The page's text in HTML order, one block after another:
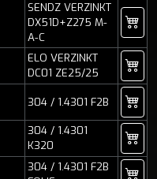
SENDZ VERZINKT
DX51D+Z275 M-
A-C
ELO VERZINKT
DC01 ZE25/25
304 / 1.4301 F2B
304 / 1.4301
K320
304 / 1.4301 F2B